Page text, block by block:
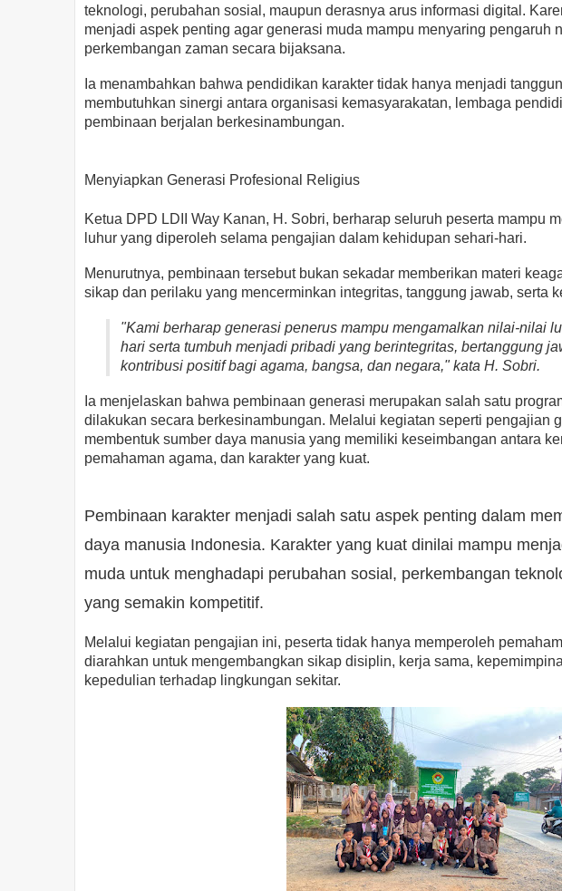
teknologi, perubahan sosial, maupun derasnya arus informasi digital.
menjadi aspek penting agar generasi muda mampu menyaring pengaruh
perkembangan zaman secara bijaksana.
Ia menambahkan bahwa pendidikan karakter tidak hanya menjadi
membutuhkan sinergi antara organisasi kemasyarakatan, lembaga
pembinaan berjalan berkesinambungan.
Menyiapkan Generasi Profesional Religius
Ketua DPD LDII Way Kanan, H. Sobri, berharap seluruh peserta mampu
luhur yang diperoleh selama pengajian dalam kehidupan sehari-hari.
Menurutnya, pembinaan tersebut bukan sekadar memberikan materi
sikap dan perilaku yang mencerminkan integritas, tanggung jawab, serta
"Kami berharap generasi penerus mampu mengamalkan nilai-nilai
hari serta tumbuh menjadi pribadi yang berintegritas, bertanggung
kontribusi positif bagi agama, bangsa, dan negara," kata H. Sobri.
Ia menjelaskan bahwa pembinaan generasi merupakan salah satu
dilakukan secara berkesinambungan. Melalui kegiatan seperti pengajian
membentuk sumber daya manusia yang memiliki keseimbangan antara
pemahaman agama, dan karakter yang kuat.
Pembinaan karakter menjadi salah satu aspek penting dalam
daya manusia Indonesia. Karakter yang kuat dinilai mampu
muda untuk menghadapi perubahan sosial, perkembangan
yang semakin kompetitif.
Melalui kegiatan pengajian ini, peserta tidak hanya memperoleh
diarahkan untuk mengembangkan sikap disiplin, kerja sama,
kepedulian terhadap lingkungan sekitar.